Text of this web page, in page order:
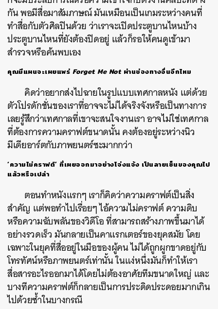
กัน พอมีสื่อมาสัมภาษณ์ มันเหมือนเป็นเกมระหว่างคนที่
ทำสื่อกับตัวศิลปินด้วย ว่าเราจะเปิดประตูบานไหนบ้าง
ประตูบานไหนที่ยังต้องปิดอยู่ แล้วก็รอให้คนดูเข้ามา
สำรวจหรือค้นพบเอง
คุณมีแผนจะเผยแพร่ Forget Me Not ผ่านช่องทางอื่นอีกไหม
คิดว่าอยากส่งไปฉายในรูปแบบเทศกาลหนัง แต่ด้วย
ตัวโปรดักชั่นของเราที่อาจจะไม่ได้จริงจังหรือเป็นทางการ
เลยรู้สึกว่าเทศกาลที่เขาจะสนใจงานเรา อาจไม่ใช่เทศกาล
ที่ต้องการความคราฟต์ขนาดนั้น คงต้องอยู่ระหว่างนิว
มีเดียอาร์ตกับภาพยนตร์ซะมากกว่า
‘ความไม่คราฟต์’ ที่เผยออกมาอย่างโจ่งแจ้ง เป็นลายเซ็นของคุณไป
แล้วหรือเปล่า
ตอนทำหนังแรกๆ เราก็คิดว่าความคราฟต์เป็นสิ่ง
สำคัญ แต่พอทำไปเรื่อยๆ ไอ้ความไม่คราฟต์ ความดิบ
หรือความฉับพลันของวิดีโอ ที่สามารถสร้างภาพขึ้นมาได้
อย่างรวดเร็ว มันกลายเป็นคาแรกเตอร์ของยุคสมัย โดย
เฉพาะในยุคที่สื่ออยู่ในมือของผู้คน ไม่ได้ถูกผูกขาดอยู่กับ
โทรทัศน์หรือภาพยนตร์เท่านั้น ในแง่หนึ่งมันก็ทำให้เรา
สื่อสารอะไรออกมาได้โดยไม่ต้องอาศัยทีมขนาดใหญ่ และ
บางทีความคราฟต์ก็กลายเป็นการประดิดประดอยมากเกิน
ไปด้วยซ้ำในบางกรณี